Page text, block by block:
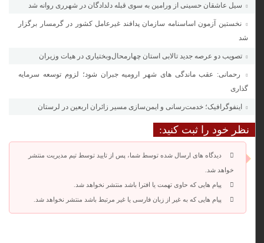
سیل عاشقان حسینی از ورامین به سوی قبله دلدادگان در شهرری روانه شد
نخستین آزمون اساسنامه سازمان پدافند غیرعامل کشور در گرمسار برگزار
شد
تصویب دو عرصه جدید تالابی استان چهارمحال‌وبختیاری در هیات وزیران
رحمانی: عقب ماندگی های شهر ارومیه جبران شود؛ لزوم توسعه سرمایه
گذاری
اینفوگرافیک؛ خدمت‌رسانی و ایمن‌سازی مسیر زائران اربعین در لرستان
نظر خود را ثبت کنید:
دیدگاه های ارسال شده توسط شما، پس از تایید توسط تیم مدیریت منتشر
خواهد شد.
پیام هایی که حاوی تهمت یا افترا باشد منتشر نخواهد شد.
پیام هایی که به غیر از زبان فارسی یا غیر مرتبط باشد منتشر نخواهد شد.